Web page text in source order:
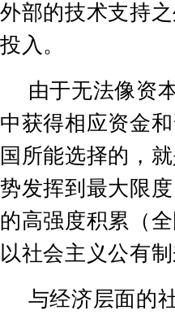
外部的技术支持
投入。
由于无法像资
中获得相应资金
国所能选择的，
势发挥到最大限
的高强度积累（
以社会主义公有
与经济层面的